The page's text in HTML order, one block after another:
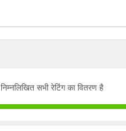
निम्नलिखित सभी रेटिंग का वितरण है